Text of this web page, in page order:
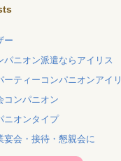
ー
パニオン派遣ならアイリス
ーティーコンパニオンアイ
コンパニオン
ニオンタイプ
宴会・接待・懇親会に